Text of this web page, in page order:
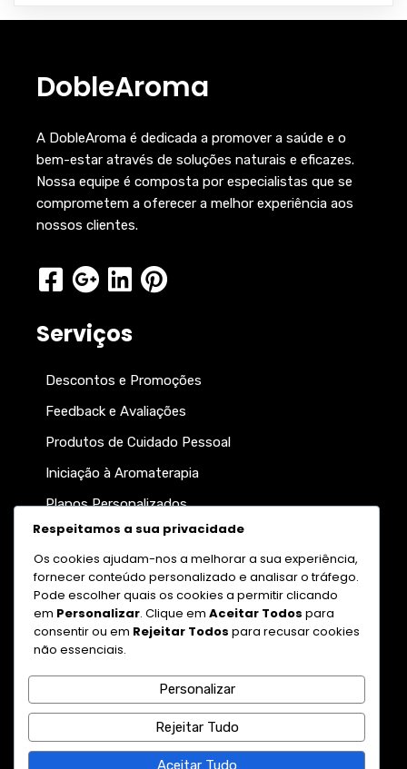
DobleAroma
A DobleAroma é dedicada a promover a saúde e o
bem-estar através de soluções naturais e eficazes.
Nossa equipe é composta por especialistas que se
comprometem a oferecer a melhor experiência aos
nossos clientes.
Serviços
Descontos e Promoções
Feedback e Avaliações
Produtos de Cuidado Pessoal
Iniciação à Aromaterapia
Planos Personalizados
Participe da nossa newsletter
Enviar
© 2026 DobleAroma
Respeitamos a sua privacidade
Os cookies ajudam-nos a melhorar a sua experiência,
fornecer conteúdo personalizado e analisar o tráfego.
Pode escolher quais os cookies a permitir clicando
em Personalizar. Clique em Aceitar Todos para
consentir ou em Rejeitar Todos para recusar cookies
não essenciais.
Personalizar
Rejeitar Tudo
Aceitar Tudo